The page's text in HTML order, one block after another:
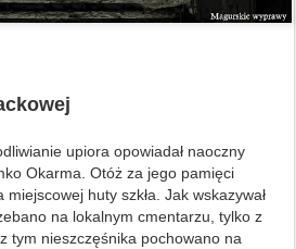
upiora opowiadał naoczny
Okarma. Otóż za jego pamięci
miejscowej huty szkła. Jak wskazywał
na lokalnym cmentarzu, tylko z
tym nieszczęśnika pochowano na